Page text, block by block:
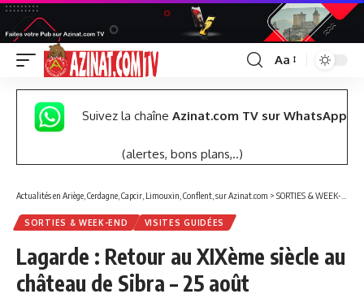
Font
Resizer
Aa
Suivez la chaîne Azinat.com TV sur WhatsApp
(alertes, bons plans,..)
Actualités en Ariège, Cerdagne, Capcir, Limouxin, Conflent, sur Azinat.com > SORTIES & WEEK-END
SORTIES & WEEK-END VISITES GUIDÉES
Lagarde : Retour au XIXème siècle au
château de Sibra – 25 août